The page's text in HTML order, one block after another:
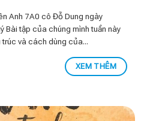
Anh 7A0 cô Đỗ Dung ngày
tập của chúng mình tuần này
trúc và cách dùng của...
XEM THÊM